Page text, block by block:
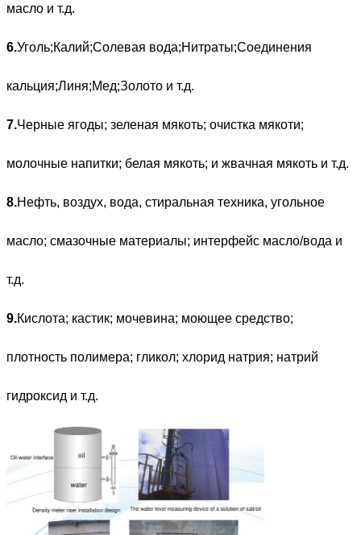
масло и т.д.
6.Уголь;Калий;Солевая вода;Нитраты;Соединения
кальция;Линя;Мед;Золото и т.д.
7.Черные ягоды; зеленая мякоть; очистка мякоти;
молочные напитки; белая мякоть; и жвачная мякоть и т.д.
8.Нефть, воздух, вода, стиральная техника, угольное
масло; смазочные материалы; интерфейс масло/вода и
т.д.
9.Кислота; кастик; мочевина; моющее средство;
плотность полимера; гликол; хлорид натрия; натрий
гидроксид и т.д.